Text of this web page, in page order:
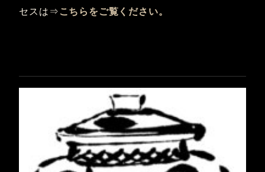
セスは⇒ こちらをご覧ください。